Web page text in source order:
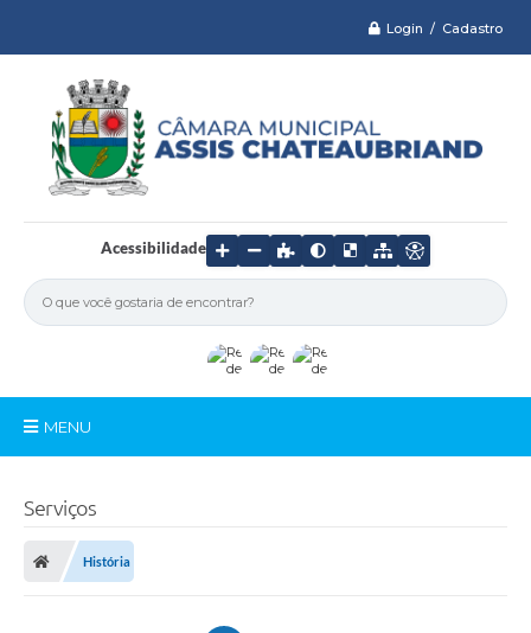
Login / Cadastro
Acessibilidade
MENU
Legislativo
Serviços
História